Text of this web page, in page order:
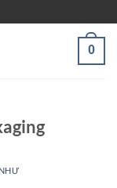
0